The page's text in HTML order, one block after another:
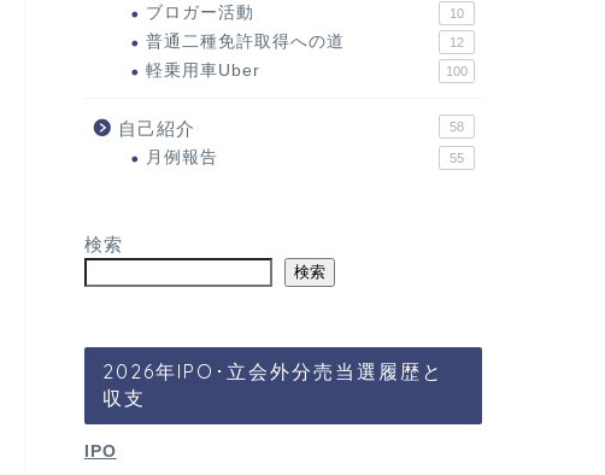
ブロガー活動 10
普通二種免許取得への道 12
軽乗用車Uber 100
自己紹介 58
月例報告 55
検索
検索
2026年IPO･立会外分売当選履歴と
収支
IPO